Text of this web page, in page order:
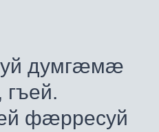
думгæмæ
фæрресуй